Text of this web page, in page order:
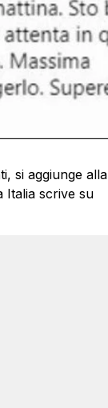
si aggiunge alla
Italia scrive su